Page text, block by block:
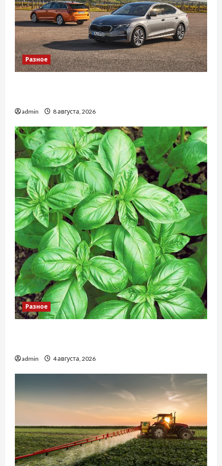
Разное
admin 8 августа, 2026
Разное
admin 4 августа, 2026